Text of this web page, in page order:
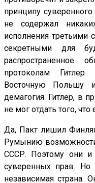
принципу
не содержал
исполнения третьими
секретными для
распространенное
протоколам Гитлер
Восточную Польшу
демагогия. Гитлер, в
не мог отдать того,
Да, Пакт лишил
Румынию
СССР. Поэтому они и
суверенных прав. Но
независимая страна.